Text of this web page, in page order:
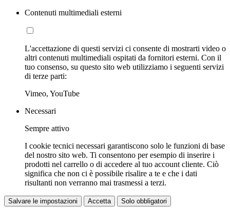
Contenuti multimediali esterni
L'accettazione di questi servizi ci consente di mostrarti video o
altri contenuti multimediali ospitati da fornitori esterni. Con il
tuo consenso, su questo sito web utilizziamo i seguenti servizi
di terze parti:
Vimeo, YouTube
Necessari
Sempre attivo
I cookie tecnici necessari garantiscono solo le funzioni di base
del nostro sito web. Ti consentono per esempio di inserire i
prodotti nel carrello o di accedere al tuo account cliente. Ciò
significa che non ci è possibile risalire a te e che i dati
risultanti non verranno mai trasmessi a terzi.
Salvare le impostazioni Accetta Solo obbligatori